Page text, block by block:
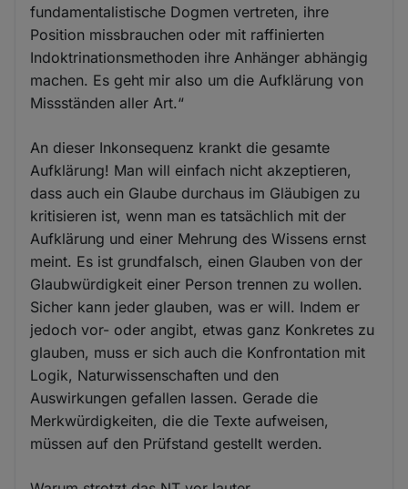
fundamentalistische Dogmen vertreten, ihre
Position missbrauchen oder mit raffinierten
Indoktrinationsmethoden ihre Anhänger abhängig
machen. Es geht mir also um die Aufklärung von
Missständen aller Art.“
An dieser Inkonsequenz krankt die gesamte
Aufklärung! Man will einfach nicht akzeptieren,
dass auch ein Glaube durchaus im Gläubigen zu
kritisieren ist, wenn man es tatsächlich mit der
Aufklärung und einer Mehrung des Wissens ernst
meint. Es ist grundfalsch, einen Glauben von der
Glaubwürdigkeit einer Person trennen zu wollen.
Sicher kann jeder glauben, was er will. Indem er
jedoch vor- oder angibt, etwas ganz Konkretes zu
glauben, muss er sich auch die Konfrontation mit
Logik, Naturwissenschaften und den
Auswirkungen gefallen lassen. Gerade die
Merkwürdigkeiten, die die Texte aufweisen,
müssen auf den Prüfstand gestellt werden.